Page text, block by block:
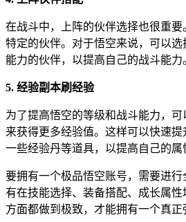
在战斗中，上阵的伙伴选择也很重
特定的伙伴。对于悟空来说，可以
能力的伙伴，以提高自己的战斗能力
5. 经验副本刷经验
为了提高悟空的等级和战斗能力，
来获得更多经验值。这样可以快速
一些经验丹等道具，以提高自己的属
要拥有一个极品悟空账号，需要进
有在技能选择、装备搭配、成长属
方面都做到极致，才能拥有一个真正